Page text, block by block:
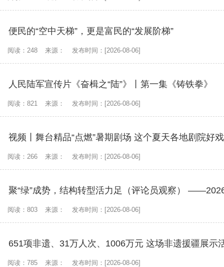
便民的“空中天梯”，更是富民的“发展阶梯”
阅读：248 来源： 发布时间：[2026-08-06]
人民陆军宣传片《奋楫之“陆”》丨第一集《铸铁拳》
阅读：821 来源： 发布时间：[2026-08-06]
视频丨舞台精品“点燃”暑期剧场 这个夏天各地剧院好
阅读：266 来源： 发布时间：[2026-08-06]
聚“绿”成势，结构转型活力足（评论员观察）
阅读：803 来源： 发布时间：[2026-08-06]
阅读：785 来源： 发布时间：[2026-08-06]